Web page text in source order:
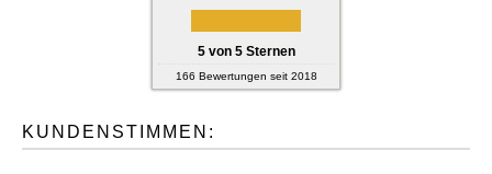
5von 5Sternen
166 Bewertungen seit 2018
KUNDENSTIMMEN: